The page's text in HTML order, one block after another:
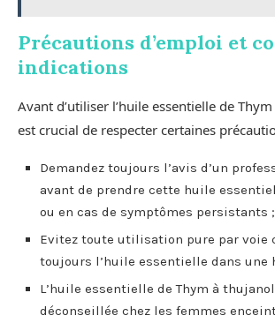
Précautions d’emploi et
indications
Avant d’utiliser l’huile essentielle de
est crucial de respecter certaines
Demandez toujours l’avis d’un
avant de prendre cette huile
ou en cas de symptômes persistants ;
Evitez toute utilisation pure par voie
toujours l’huile essentielle dans une
L’huile essentielle de Thym à
déconseillée chez les femmes